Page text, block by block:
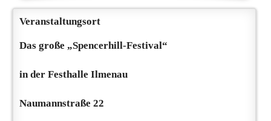
Veranstaltungsort
Das große „Spencerhill-Festival“
in der Festhalle Ilmenau
Naumannstraße 22